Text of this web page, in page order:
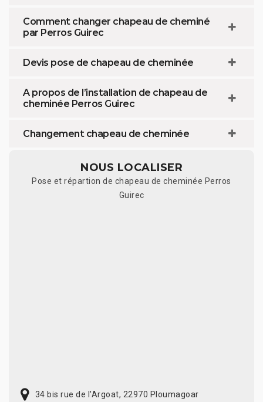
Comment changer chapeau de cheminé
par Perros Guirec
Devis pose de chapeau de cheminée
A propos de l’installation de chapeau de
cheminée Perros Guirec
Changement chapeau de cheminée
NOUS LOCALISER
Pose et répartion de chapeau de cheminée Perros
Guirec
34 bis rue de l'Argoat, 22970 Ploumagoar